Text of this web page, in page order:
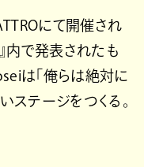
にて開催され
内で発表されたも
は「俺らは絶対に
ステージをつくる。